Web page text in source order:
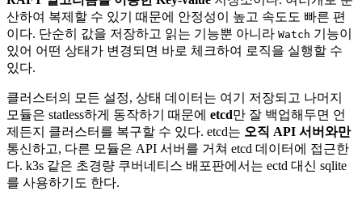
산하여 복제할 수 있기 때문에 안정성이 높고 속도도 빠른 편
이다. 단순히 값을 저장하고 읽는 기능뿐 아니라 Watch 기능이
있어 어떤 상태가 변경되면 바로 체크하여 로직을 실행할 수
있다.
클러스터의 모든 설정, 상태 데이터는 여기 저장되고 나머지
모듈은 statless하게 동작하기 때문에 etcd만 잘 백업해두면 언
제든지 클러스터를 복구할 수 있다. etcd는 오직 API 서버와만
통신하고, 다른 모듈은 API 서버를 거쳐 etcd 데이터에 접근한
다. k3s 같은 초경량 쿠버네티스 배포판에서는 ectd 대신 sqlite
를 사용하기도 한다.